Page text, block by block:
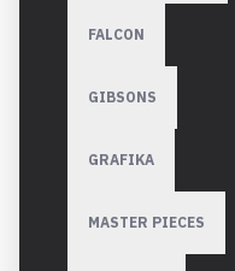
FALCON
GIBSONS
GRAFIKA
MASTER PIECES